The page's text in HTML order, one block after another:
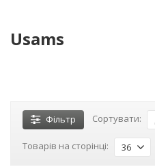
Usams
Фільтр Сортувати:
Товарів на сторінці: 36